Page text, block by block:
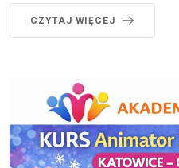
CZYTAJ WIĘCEJ